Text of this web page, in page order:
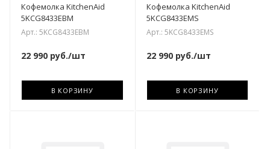
Кофемолка KitchenAid
5KCG8433EBM
Арт.: 5KCG8433EBM
22 990 руб./шт
В КОРЗИНУ
Кофемолка KitchenAid
5KCG8433EMS
Арт.: 5KCG8433EMS
22 990руб./шт
В КОРЗИНУ